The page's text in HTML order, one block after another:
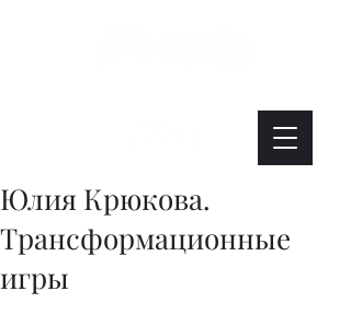
Юлия Крюкова.
Трансформационные
игры